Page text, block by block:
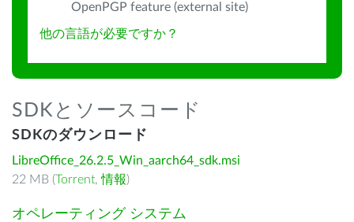
OpenPGP feature (external site)
他の言語が必要ですか？
SDKとソースコード
SDKのダウンロード
LibreOffice_26.2.5_Win_aarch64_sdk.msi
22 MB (Torrent,情報)
オペレーティング システム